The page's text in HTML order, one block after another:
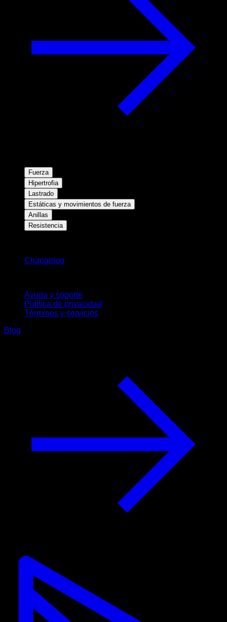
Fuerza
Hipertrofia
Lastrado
Estáticas y movimientos de fuerza
Anillas
Resistencia
Changelog
Ayuda y soporte
Política de privacidad
Términos y servicios
Blog